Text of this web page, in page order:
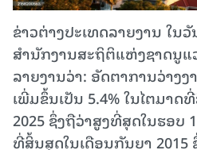
ຂ່າວຕ່າງປະເທດລາຍງານ ໃນ
ສຳນັກງານສະຖິຕິແຫ່ງຊາດນູແ
ລາຍງານວ່າ: ອັດຕາການວ່າງງ
ເພີ່ມຂຶ້ນເປັນ 5.4% ໃນໄຕມາ
2025 ຊຶ່ງຖືວ່າສູງທີ່ສຸດໃນຮອບ
ທີ່ສິ້ນສຸດໃນເດືອນກັນຍາ 2015